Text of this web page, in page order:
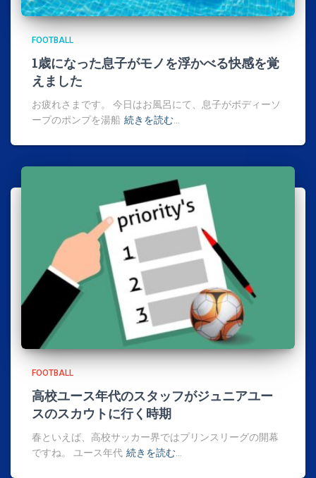
FOOTBALL
1歳になった息子がモノを浮かべる快感を覚
えました
お疲れさまです。 今日はお風呂にて、息子がボディーソ
ープのポンプを湯船 続きを読む…
FOOTBALL
高校ユース年代のスタッフがジュニアユー
スのスカウトに行く時期
春といえば、高校サッカー界ではプリンスリーグの開幕
ですね。 ユース年代 続きを読む…